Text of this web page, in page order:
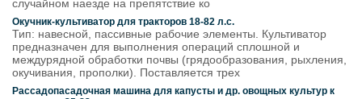
случайном наезде на препятствие ко
Окучник-культиватор для тракторов 18-82 л.с.
Тип: навесной, пассивные рабочие элементы. Культиватор
предназначен для выполнения операций сплошной и
междурядной обработки почвы (грядообразования, рыхления,
окучивания, прополки). Поставляется трех
Рассадопасадочная машина для капусты и др. овощных культур к